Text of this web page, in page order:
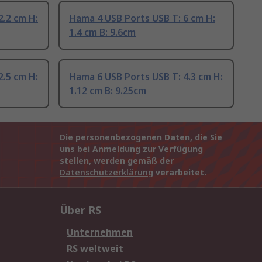
cm H:
Hama 4 USB Ports USB T: 6 cm H:
1.4 cm B: 9.6cm
cm H:
Hama 6 USB Ports USB T: 4.3 cm H:
1.12 cm B: 9.25cm
Die personenbezogenen Daten, die Sie
uns bei Anmeldung zur Verfügung
stellen, werden gemäß der
Datenschutzerklärung verarbeitet.
Über RS
Unternehmen
RS weltweit